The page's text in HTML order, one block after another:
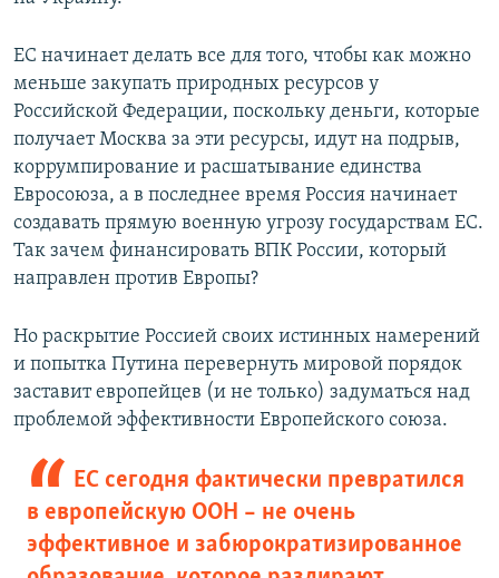
ЕС начинает делать все для того, чтобы как можно
меньше закупать природных ресурсов у
Российской Федерации, поскольку деньги, которые
получает Москва за эти ресурсы, идут на подрыв,
коррумпирование и расшатывание единства
Евросоюза, а в последнее время Россия начинает
создавать прямую военную угрозу государствам ЕС.
Так зачем финансировать ВПК России, который
направлен против Европы?
Но раскрытие Россией своих истинных намерений
и попытка Путина перевернуть мировой порядок
заставит европейцев (и не только) задуматься над
проблемой эффективности Европейского союза.
ЕС сегодня фактически превратился
в европейскую ООН – не очень
эффективное и забюрократизированное